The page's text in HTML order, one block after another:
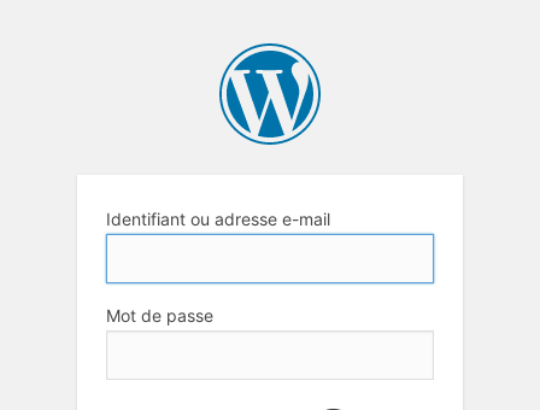
Identifiant ou adresse e-mail
Mot de passe